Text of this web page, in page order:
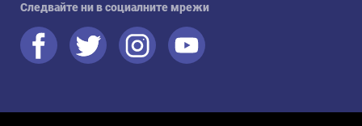
Следвайте ни в социалните мрежи